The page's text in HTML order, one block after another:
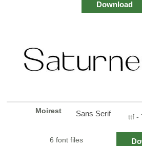
Download
Moirest Sans Serif ttf -
6 font files